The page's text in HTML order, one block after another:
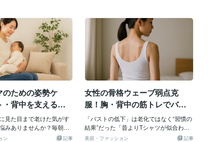
ことはわからない・肩こ
・整体や整骨院に行って
しまう・病院では異常が
止めだけで返されてしま
に任せてもらえません
人の体を診てきたプロが教
がら肩こりを改善できる
ビス。オープン記念特別
！肩こりは、筋肉の緊張
って起こる症状です。肩
ると、首や背中にも影響
が悪くなったり、頭痛や
調を引き起こしたりしま
デスクワークやスマホの
のサービスを一度ご確認して頂ければと
思います。まだイラスト販売に向けて不
慣れな部分もございますのでじっくりと
対応させて頂く所存でおります;;(ポート
フォリオが少ないことに気が付いたとい
うこともあり、ちょっとずつでも増やし
ていきたい今日この頃です^^;)特にTOPペ
ージの画像なんとかしたい欲が……。
のための姿勢ケ
・背中を支える
短」筋トレ法
見た目まで老けた気がす
みありませんか？毎朝バ
のケアは後回し抱っこや
記事
ン
女性の骨格ウェーブ弱点克
服！胸・背中の筋トレでバラ
ンス調整【老化に負けずバス
トアップ】
「バストの低下」は老化ではなく“習慣の
結果”だった「昔よりTシャツが似合わな
くなった」「バストが下がった気がす記事
美容・ファッション